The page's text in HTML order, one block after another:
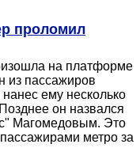
проломил
на платформе
из пассажиров
ему несколько
он назвался
Магомедовым. Это
метро за